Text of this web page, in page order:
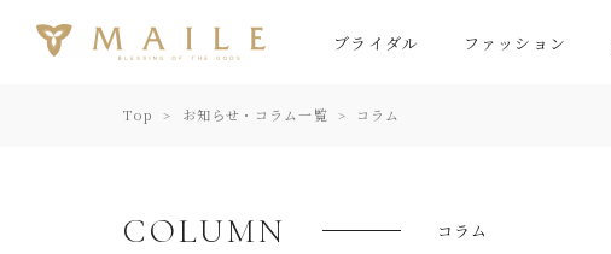
ブライダル ファッション
Top お知らせ・コラム一覧 コラム
COLUMN コラム